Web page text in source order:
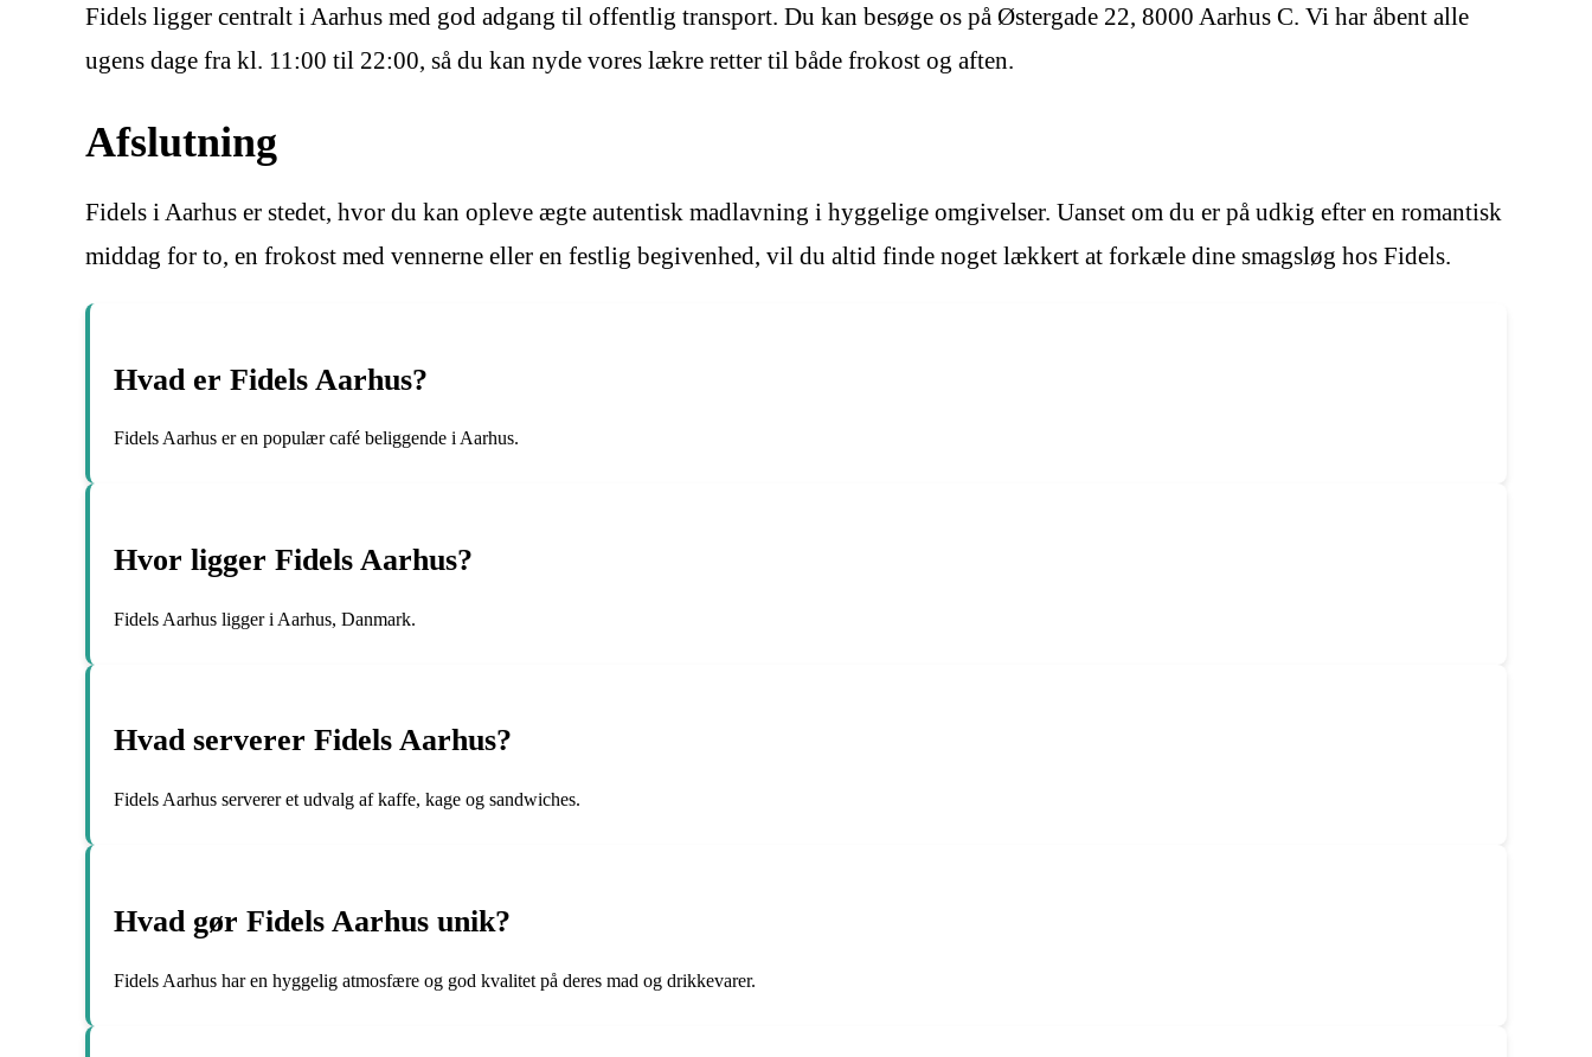
Fidels ligger centralt i Aarhus med god adgang til offentlig transport. Du kan besøge os på Østergade 22, 8000 Aarhus C. Vi har åbent alle
ugens dage fra kl. 11:00 til 22:00, så du kan nyde vores lækre retter til både frokost og aften.
Afslutning
Fidels i Aarhus er stedet, hvor du kan opleve ægte autentisk madlavning i hyggelige omgivelser. Uanset om du er på udkig efter en romantisk
middag for to, en frokost med vennerne eller en festlig begivenhed, vil du altid finde noget lækkert at forkæle dine smagsløg hos Fidels.
Hvad er Fidels Aarhus?
Fidels Aarhus er en populær café beliggende i Aarhus.
Hvor ligger Fidels Aarhus?
Fidels Aarhus ligger i Aarhus, Danmark.
Hvad serverer Fidels Aarhus?
Fidels Aarhus serverer et udvalg af kaffe, kage og sandwiches.
Hvad gør Fidels Aarhus unik?
Fidels Aarhus har en hyggelig atmosfære og god kvalitet på deres mad og drikkevarer.